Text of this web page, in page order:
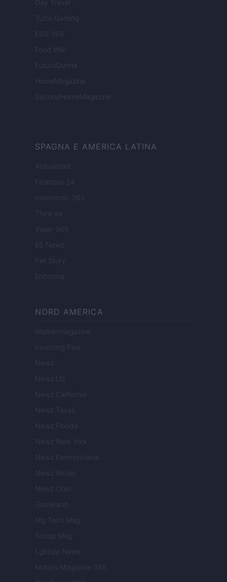
Day Travel
Tutto Gaming
ESG 365
Food Wiki
FuturoDonna
HomeMagazine
SecondHomeMagazine
SPAGNA E AMERICA LATINA
Actualidad
Finanzas 24
Investindo 365
Think.es
Viajar 365
ES Newz
Pet Story
Encocina
NORD AMERICA
Womanmagazine
Investing Plus
Newz
Newz US
Newz California
Newz Texas
Newz Florida
Newz New York
Newz Pennsylvania
Newz Illinois
Newz Ohio
Gameland
Hig Tech Mag
Scoop Mag
Lgbtqia News
Motors Magazine 365